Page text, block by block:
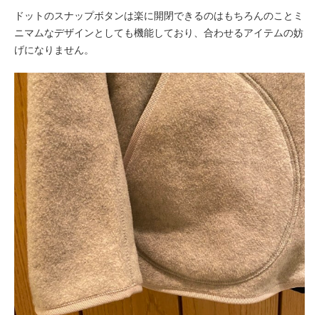
ドットのスナップボタンは楽に開閉できるのはもちろんのことミ
ニマムなデザインとしても機能しており、合わせるアイテムの妨
げになりません。